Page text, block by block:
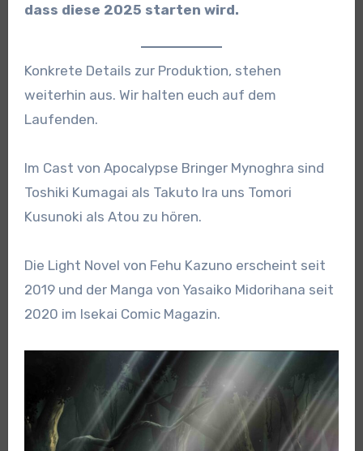
dass diese 2025 starten wird.
Konkrete Details zur Produktion, stehen
weiterhin aus. Wir halten euch auf dem
Laufenden.
Im Cast von Apocalypse Bringer Mynoghra sind
Toshiki Kumagai als Takuto Ira uns Tomori
Kusunoki als Atou zu hören.
Die Light Novel von Fehu Kazuno erscheint seit
2019 und der Manga von Yasaiko Midorihana seit
2020 im Isekai Comic Magazin.